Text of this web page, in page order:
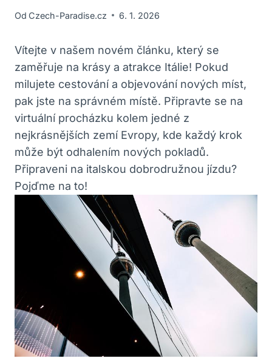
Od Czech-Paradise.cz 6. 1. 2026
Vítejte v našem novém článku, který se
zaměřuje na krásy a atrakce Itálie! Pokud
milujete cestování a objevování nových míst,
pak jste na správném místě. Připravte se na
virtuální procházku kolem jedné z
nejkrásnějších zemí Evropy, kde každý krok
může být odhalením nových pokladů.
Připraveni na italskou dobrodružnou jízdu?
Pojďme na to!